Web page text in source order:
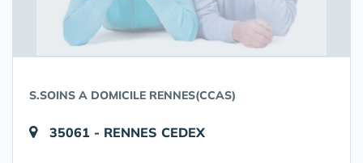
S.SOINS A DOMICILE RENNES(CCAS)
35061 - RENNES CEDEX